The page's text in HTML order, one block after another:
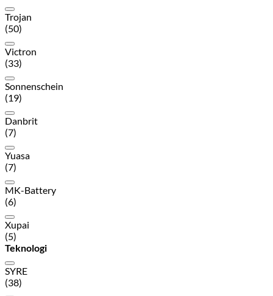
Trojan
(50)
Victron
(33)
Sonnenschein
(19)
Danbrit
(7)
Yuasa
(7)
MK-Battery
(6)
Xupai
(5)
Teknologi
SYRE
(38)